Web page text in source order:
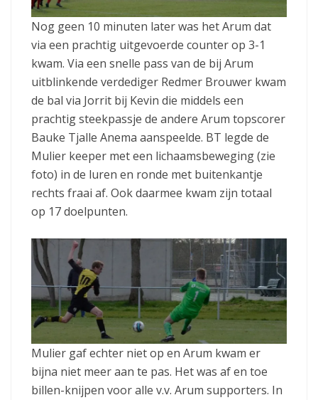
Nog geen 10 minuten later was het Arum dat
via een prachtig uitgevoerde counter op 3-1
kwam. Via een snelle pass van de bij Arum
uitblinkende verdediger Redmer Brouwer kwam
de bal via Jorrit bij Kevin die middels een
prachtig steekpassje de andere Arum topscorer
Bauke Tjalle Anema aanspeelde. BT legde de
Mulier keeper met een lichaamsbeweging (zie
foto) in de luren en ronde met buitenkantje
rechts fraai af. Ook daarmee kwam zijn totaal
op 17 doelpunten.
Mulier gaf echter niet op en Arum kwam er
bijna niet meer aan te pas. Het was af en toe
billen-knijpen voor alle v.v. Arum supporters. In